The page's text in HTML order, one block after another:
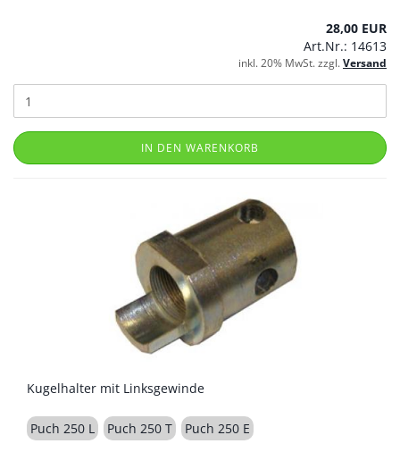
28,00 EUR
Art.Nr.: 14613
inkl. 20% MwSt. zzgl.Versand
IN DEN WARENKORB
Kugelhalter mit Linksgewinde
Puch 250 L Puch 250 T Puch 250 E